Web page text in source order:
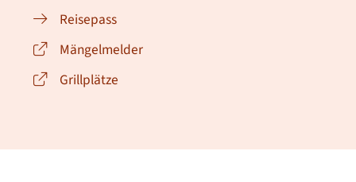
Reisepass
Mängelmelder
Grillplätze